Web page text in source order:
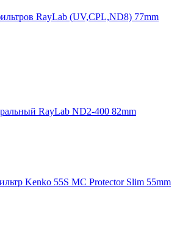
RayLab (UV,CPL,ND8) 77mm
RayLab ND2-400 82mm
Kenko 55S MC Protector Slim 55mm